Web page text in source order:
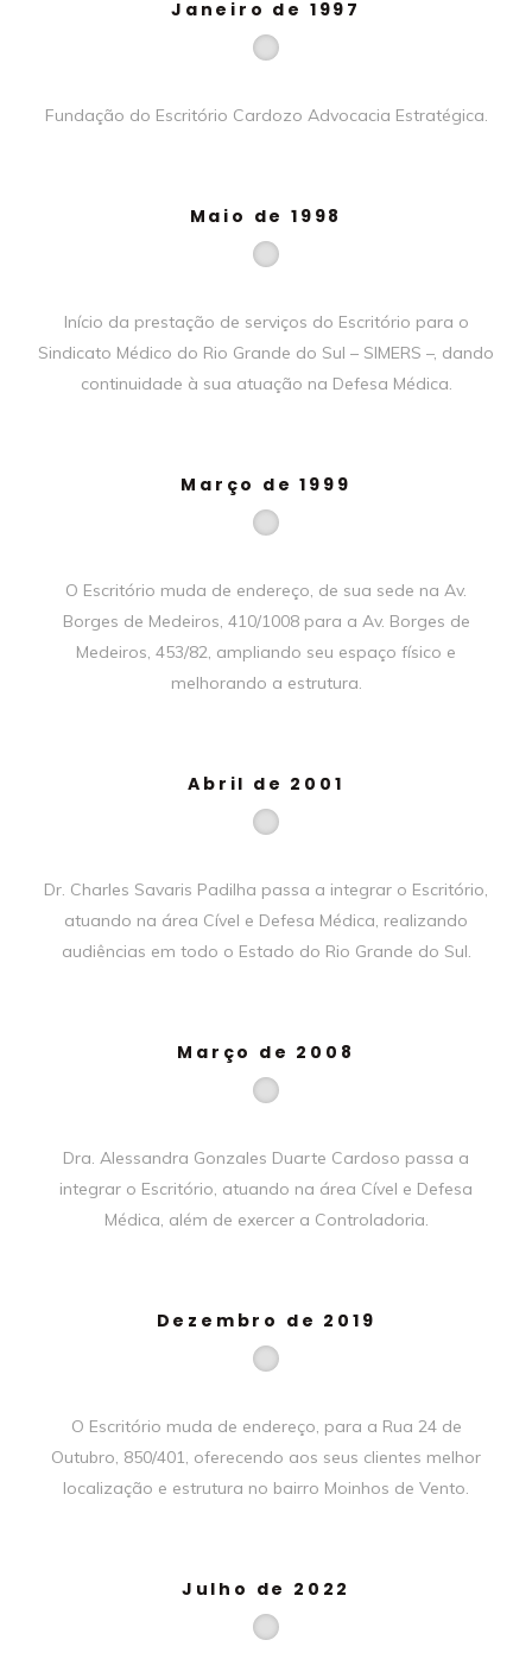
Janeiro de 1997
Fundação do Escritório Cardozo Advocacia Estratégica.
Maio de 1998
Início da prestação de serviços do Escritório para o
Sindicato Médico do Rio Grande do Sul – SIMERS –, dando
continuidade à sua atuação na Defesa Médica.
Março de 1999
O Escritório muda de endereço, de sua sede na Av.
Borges de Medeiros, 410/1008 para a Av. Borges de
Medeiros, 453/82, ampliando seu espaço físico e
melhorando a estrutura.
Abril de 2001
Dr. Charles Savaris Padilha passa a integrar o Escritório,
atuando na área Cível e Defesa Médica, realizando
audiências em todo o Estado do Rio Grande do Sul.
Março de 2008
Dra. Alessandra Gonzales Duarte Cardoso passa a
integrar o Escritório, atuando na área Cível e Defesa
Médica, além de exercer a Controladoria.
Dezembro de 2019
O Escritório muda de endereço, para a Rua 24 de
Outubro, 850/401, oferecendo aos seus clientes melhor
localização e estrutura no bairro Moinhos de Vento.
Julho de 2022